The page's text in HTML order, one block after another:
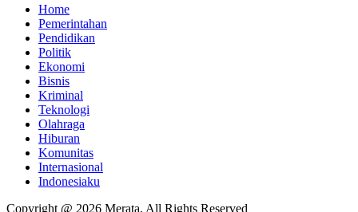
Home
Pemerintahan
Pendidikan
Politik
Ekonomi
Bisnis
Kriminal
Teknologi
Olahraga
Hiburan
Komunitas
Internasional
Indonesiaku
Copyright @ 2026 Merata, All Rights Reserved